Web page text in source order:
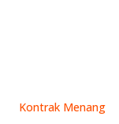
Kontrak Menang